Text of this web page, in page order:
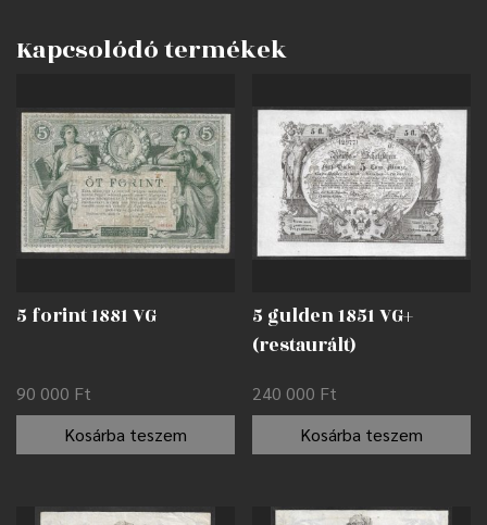
Kapcsolódó termékek
5 forint 1881 VG
90 000 Ft
Kosárba teszem
5 gulden 1851 VG+
(restaurált)
240 000 Ft
Kosárba teszem